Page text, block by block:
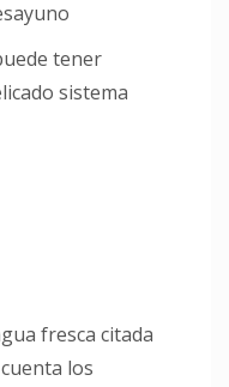
tener
sistema
fresca citada
los